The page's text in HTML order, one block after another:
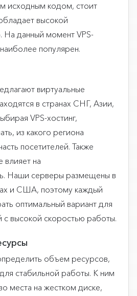
исходным кодом, стоит
высокой
На данный момент VPS-
популярен.
виртуальные
в странах СНГ, Азии,
VPS-хостинг,
из какого региона
посетителей. Также
влияет на
Наши серверы размещены в
и США, поэтому каждый
оптимальный вариант для
с высокой скоростью работы.
объем ресурсов,
стабильной работы. К ним
места на жестком диске,